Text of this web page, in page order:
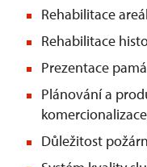
Rehabilitace
Rehabilitace
Prezentace
Plánování a
Důležitost